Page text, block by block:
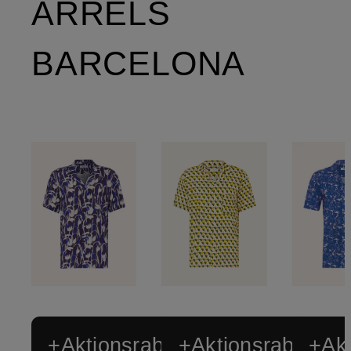
ARRELS
BARCELONA
+Aktionsrabatt+Aktionsrabatt